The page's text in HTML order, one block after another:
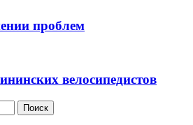
проблем
велосипедистов